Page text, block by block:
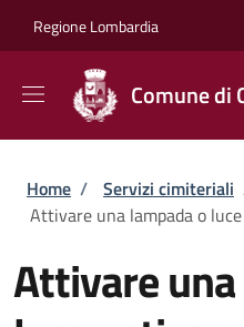
Regione Lombardia
Comune di
Briciole di
Home / Servizi cimiteriali
Attivare una lampada o
Attivare